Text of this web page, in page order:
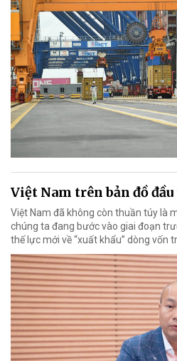
Việt Nam trên bản đồ
Việt Nam đã không còn thuần túy là
chúng ta đang bước vào giai đoạn
thế lực mới về “xuất khẩu” dòng vốn